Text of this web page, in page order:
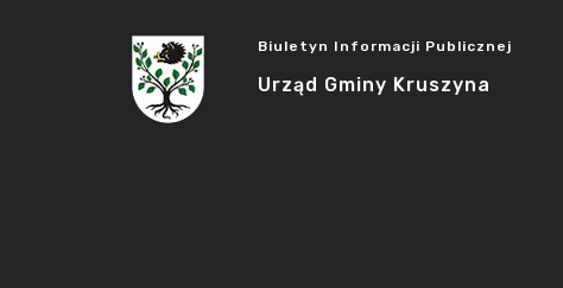
Biuletyn Informacji Publicznej
Urząd Gminy Kruszyna